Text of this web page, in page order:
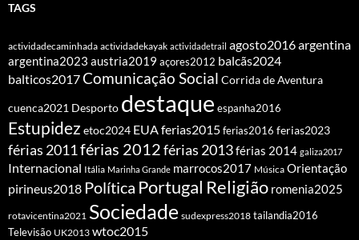
TAGS
actividadecaminhada actividadekayak actividadetrail agosto2016argentina
argentina2023 austria2019 açores2012 balcãs2024
balticos2017Comunicação Social Corrida de Aventura
cuenca2021 Desporto destaque espanha2016
Estupidez etoc2024 EUAferias2015ferias2016 ferias2023
férias 2011férias 2012férias 2013férias 2014 galiza2017
Internacional Itália Marinha Grande marrocos2017 Música Orientação
pirineus2018 Política Portugal Religião romenia2025
rotavicentina2021 Sociedade sudexpress2018 tailandia2016
Televisão UK2013 wtoc2015